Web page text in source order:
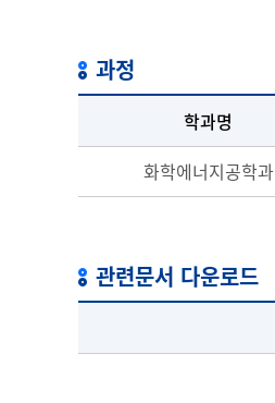
과정
학과명
화학에너지공학과
관련문서 다운로드